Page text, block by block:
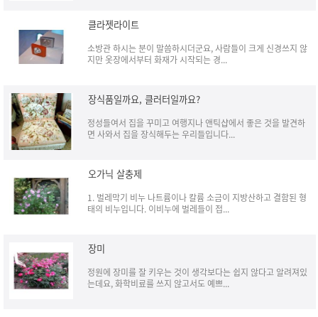
클라젯라이트
소방관 하시는 분이 말씀하시더군요, 사람들이 크게 신경쓰지 않
지만 옷장에서부터 화재가 시작되는 경...
장식품일까요, 클러터일까요?
정성들여서 집을 꾸미고 여행지나 앤틱샵에서 좋은 것을 발견하
면 사와서 집을 장식해두는 우리들입니다...
오가닉 살충제
1. 벌레막기 비누 나트륨이나 칼륨 소금이 지방산하고 결함된 형
태의 비누입니다. 이비누에 벌레들이 접...
장미
정원에 장미를 잘 키우는 것이 생각보다는 쉽지 않다고 알려져있
는데요, 화학비료를 쓰지 않고서도 예쁘...